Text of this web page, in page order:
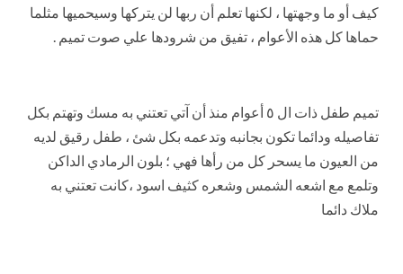
كيف أو ما وجهتها ، لكنها تعلم أن ربها لن يتركها وسيحميها مثلما
حماها كل هذه الأعوام ، تفيق من شرودها علي صوت تميم .
تميم طفل ذات ال ٥ أعوام منذ أن آتي تعتني به مسك وتهتم بكل
تفاصيله ودائما تكون بجانبه وتدعمه بكل شئ ، طفل رقيق لديه
من العيون ما يسحر كل من رأها فهي ؛ بلون الرمادي الداكن
وتلمع مع اشعه الشمس وشعره كثيف اسود ،كانت تعتني به
ملاك دائما